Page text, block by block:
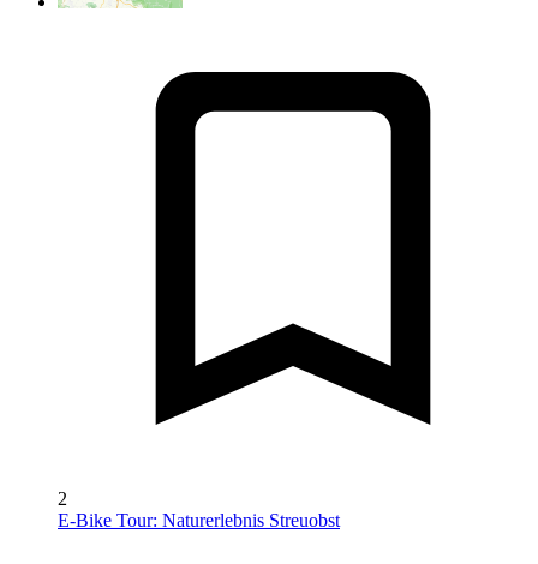
2
E-Bike Tour: Naturerlebnis Streuobst